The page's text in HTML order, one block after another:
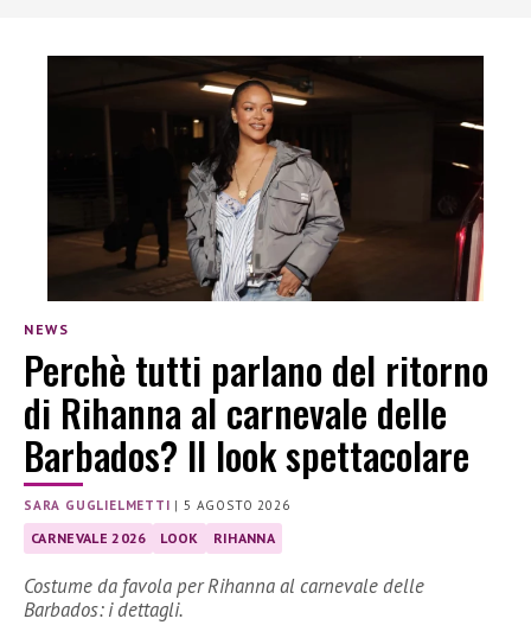
NEWS
Perchè tutti parlano del ritorno
di Rihanna al carnevale delle
Barbados? Il look spettacolare
SARA GUGLIELMETTI |5 AGOSTO 2026
CARNEVALE 2026 LOOK RIHANNA
Costume da favola per Rihanna al carnevale delle
Barbados: i dettagli.